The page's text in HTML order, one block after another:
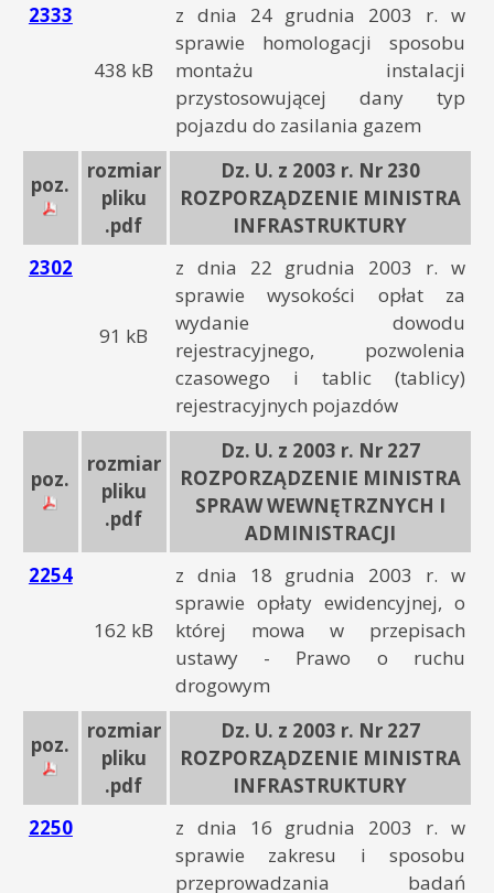
2333
438 kB
z dnia 24 grudnia 2003 r. w
sprawie homologacji sposobu
montażu instalacji
przystosowującej dany typ
pojazdu do zasilania gazem
poz.
rozmiar
pliku
.pdf
Dz. U. z 2003 r. Nr 230
ROZPORZĄDZENIE MINISTRA
INFRASTRUKTURY
2302
91 kB
z dnia 22 grudnia 2003 r. w
sprawie wysokości opłat za
wydanie dowodu
rejestracyjnego, pozwolenia
czasowego i tablic (tablicy)
rejestracyjnych pojazdów
poz.
rozmiar
pliku
.pdf
Dz. U. z 2003 r. Nr 227
ROZPORZĄDZENIE MINISTRA
SPRAW WEWNĘTRZNYCH I
ADMINISTRACJI
2254
162 kB
z dnia 18 grudnia 2003 r. w
sprawie opłaty ewidencyjnej, o
której mowa w przepisach
ustawy - Prawo o ruchu
drogowym
poz.
rozmiar
pliku
.pdf
Dz. U. z 2003 r. Nr 227
ROZPORZĄDZENIE MINISTRA
INFRASTRUKTURY
2250
z dnia 16 grudnia 2003 r. w
sprawie zakresu i sposobu
przeprowadzania badań